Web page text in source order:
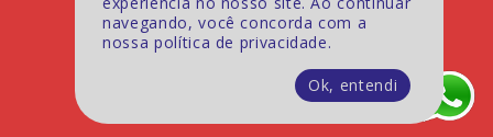
navegando, você concorda com a
nossa política de privacidade.
Ok, entendi